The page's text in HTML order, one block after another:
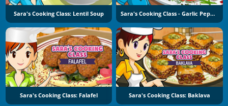
Sara's Cooking Class: Lentil Soup Sara's Cooking Class - Garlic Pepper Shrimp
Sara's Cooking Class: Falafel Sara's Cooking Class: Baklava